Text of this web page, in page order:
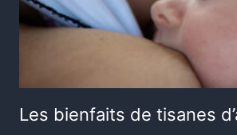
Les bienfaits de tisanes